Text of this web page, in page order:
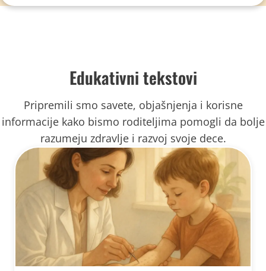
Edukativni tekstovi
Pripremili smo savete, objašnjenja i korisne
informacije kako bismo roditeljima pomogli da bolje
razumeju zdravlje i razvoj svoje dece.